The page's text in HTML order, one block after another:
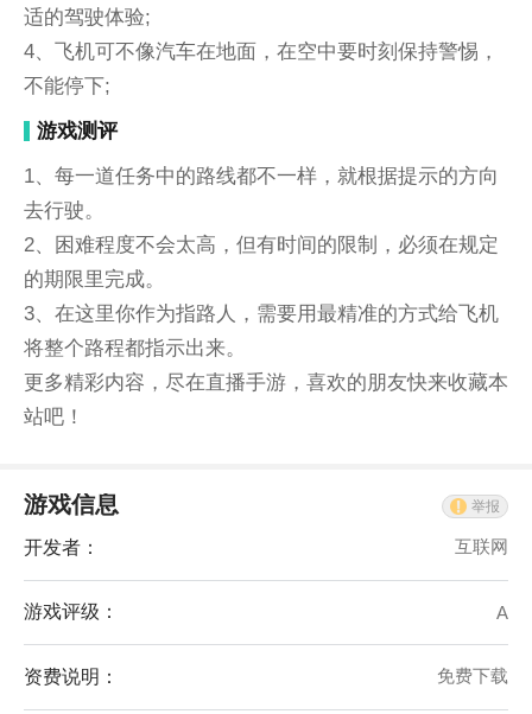
适的驾驶体验;
4、飞机可不像汽车在地面，在空中要时刻保持警惕，
不能停下;
游戏测评
1、每一道任务中的路线都不一样，就根据提示的方向
去行驶。
2、困难程度不会太高，但有时间的限制，必须在规定
的期限里完成。
3、在这里你作为指路人，需要用最精准的方式给飞机
将整个路程都指示出来。
更多精彩内容，尽在直播手游，喜欢的朋友快来收藏本
站吧！
游戏信息 举报
开发者： 互联网
游戏评级： A
资费说明： 免费下载